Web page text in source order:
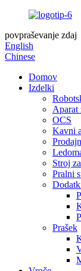
povpraševanje zdaj
English
Chinese
Domov
Izdelki
Aparat
OCS
Kavni
Stroj
Pralni
Prašek